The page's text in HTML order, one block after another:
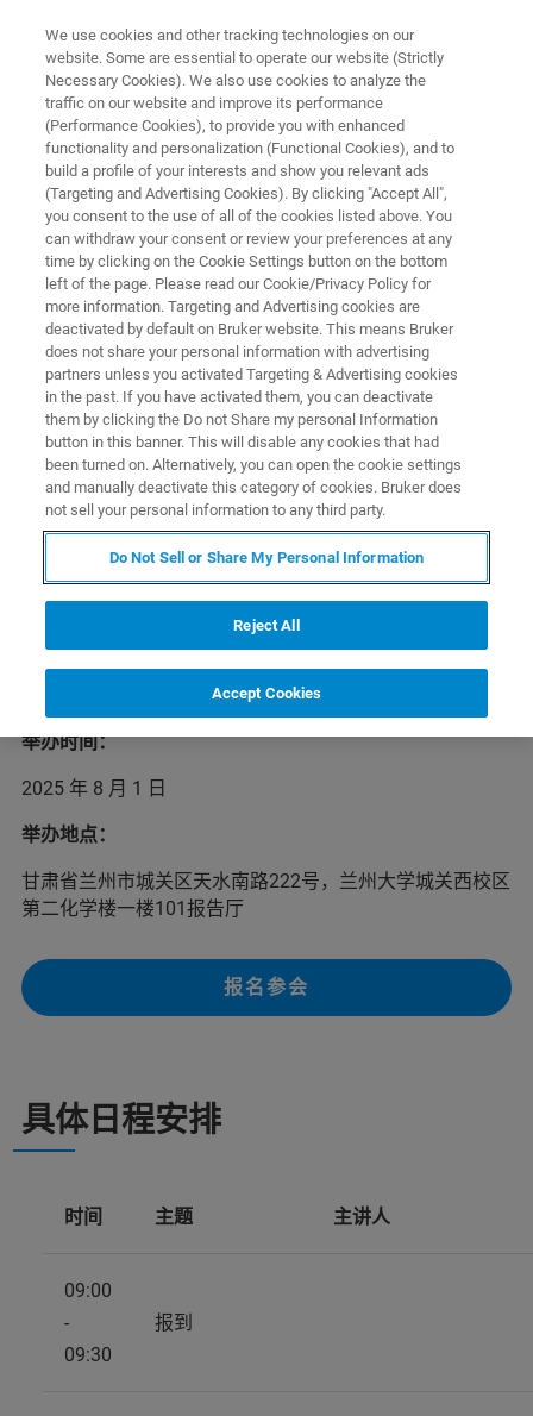
EVENT - CHINA
布鲁克磁共振校园行（兰州站）
联系我们
活动简介
2025年布鲁克磁共振校园行下一站将于8月1日在甘肃兰州
磁共振/电子顺磁共振系列产品及应用解决方案，以及常用
的液体及固体核磁实验。我们欢迎您前来参加本次活动，
布鲁克与您在兰州不见不散！
举办时间：
2025 年 8 月 1 日
举办地点：
甘肃省兰州市城关区天水南路222号，兰州大学城关西校区
第二化学楼一楼101报告厅
报名参会
具体日程安排
时间 主题 主讲人
09:00
-
09:30
报到
We use cookies and other tracking technologies on our
website. Some are essential to operate our website (Strictly
Necessary Cookies). We also use cookies to analyze the
traffic on our website and improve its performance
(Performance Cookies), to provide you with enhanced
functionality and personalization (Functional Cookies), and to
build a profile of your interests and show you relevant ads
(Targeting and Advertising Cookies). By clicking "Accept All",
you consent to the use of all of the cookies listed above. You
can withdraw your consent or review your preferences at any
time by clicking on the Cookie Settings button on the bottom
left of the page. Please read our Cookie/Privacy Policy for
more information. Targeting and Advertising cookies are
deactivated by default on Bruker website. This means Bruker
does not share your personal information with advertising
partners unless you activated Targeting & Advertising cookies
in the past. If you have activated them, you can deactivate
them by clicking the Do not Share my personal Information
button in this banner. This will disable any cookies that had
been turned on. Alternatively, you can open the cookie settings
and manually deactivate this category of cookies. Bruker does
not sell your personal information to any third party.
Do Not Sell or Share My Personal Information
Reject All
Accept Cookies